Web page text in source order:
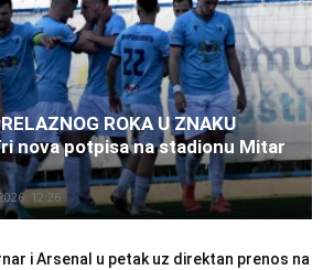
ROKA U ZNAKU
nova potpisa na stadionu Mitar
12:26
i Arsenal u petak uz direktan prenos na